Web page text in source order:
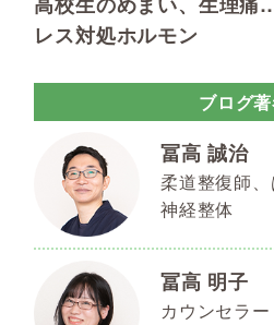
レス対処ホルモン
ブログ
冨高 誠治
柔道整復師
神経整体
冨高 明子
カウンセラー